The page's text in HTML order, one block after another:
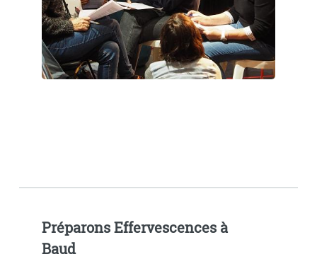
Préparons Effervescences à
Baud